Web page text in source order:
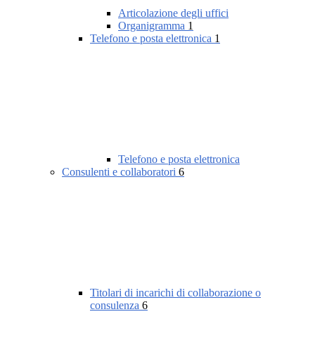
Articolazione degli uffici
Organigramma 1
Telefono e posta elettronica 1
Telefono e posta elettronica
Consulenti e collaboratori 6
Titolari di incarichi di collaborazione o
consulenza 6